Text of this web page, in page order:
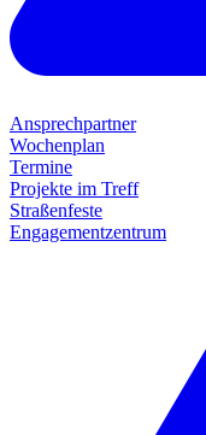
Ansprechpartner
Wochenplan
Termine
Projekte im Treff
Straßenfeste
Engagementzentrum